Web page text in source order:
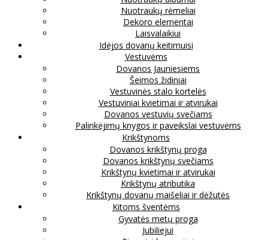
Nuotraukų rėmeliai
Dekoro elementai
Laisvalaikiui
Idėjos dovanų keitimuisi
Vestuvėms
Dovanos Jauniesiems
Šeimos židiniai
Vestuvinės stalo kortelės
Vestuviniai kvietimai ir atvirukai
Dovanos vestuvių svečiams
Palinkėjimų knygos ir paveikslai vestuvėms
Krikštynoms
Dovanos krikštynų proga
Dovanos krikštynų svečiams
Krikštynų kvietimai ir atvirukai
Krikštynų atributika
Krikštynų dovanų maišeliai ir dėžutės
Kitoms šventėms
Gyvatės metų proga
Jubiliejui